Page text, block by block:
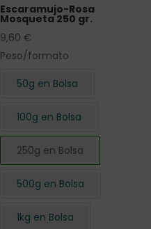
Escaramujo-Rosa
Mosqueta 250 gr.
9,60 €
Peso/formato
50g en Bolsa
100g en Bolsa
250g en Bolsa
500g en Bolsa
1kg en Bolsa